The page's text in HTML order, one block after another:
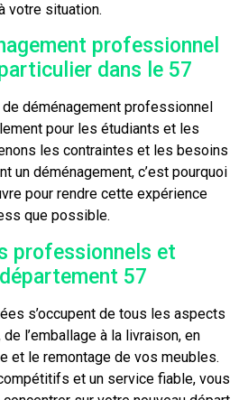
votre situation.
professionnel
dans le 57
déménagement professionnel
pour les étudiants et les
les contraintes et les besoins
un déménagement, c’est pourquoi
pour rendre cette expérience
que possible.
professionnels et
57
s’occupent de tous les aspects
l’emballage à la livraison, en
et le remontage de vos meubles.
et un service fiable, vous